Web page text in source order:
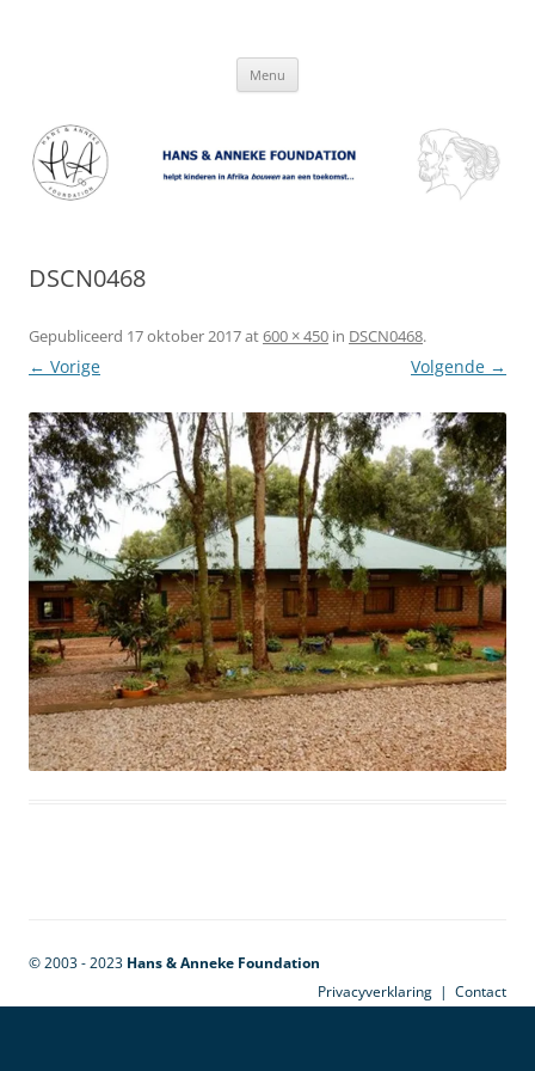
Menu
DSCN0468
Gepubliceerd 17 oktober 2017at600 × 450 in DSCN0468.
← Vorige Volgende →
© 2003 - 2023 Hans & Anneke Foundation
Privacyverklaring | Contact